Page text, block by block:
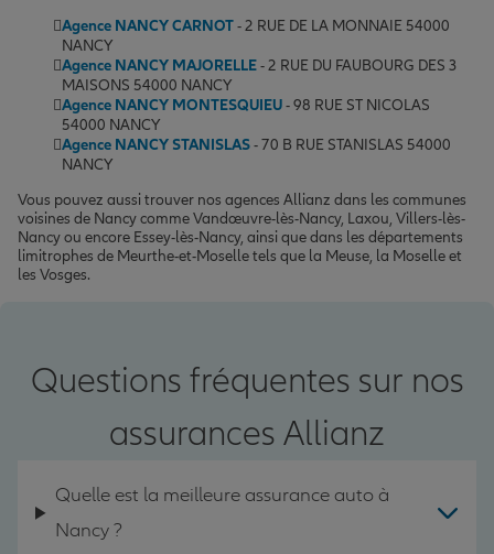
Agence NANCY CARNOT- 2 RUE DE LA MONNAIE 54000
NANCY
Agence NANCY MAJORELLE- 2 RUE DU FAUBOURG DES 3
MAISONS 54000 NANCY
Agence NANCY MONTESQUIEU- 98 RUE ST NICOLAS
54000 NANCY
Agence NANCY STANISLAS- 70 B RUE STANISLAS 54000
NANCY
Vous pouvez aussi trouver nos agences Allianz dans les communes
voisines de Nancy comme Vandœuvre-lès-Nancy, Laxou, Villers-lès-
Nancy ou encore Essey-lès-Nancy, ainsi que dans les départements
limitrophes de Meurthe-et-Moselle tels que la Meuse, la Moselle et
les Vosges.
Questions fréquentes sur nos
assurances Allianz
Quelle est la meilleure assurance auto à
Nancy ?